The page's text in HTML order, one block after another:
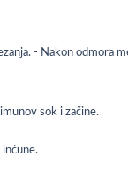
- Nakon odmora
sok i začine.